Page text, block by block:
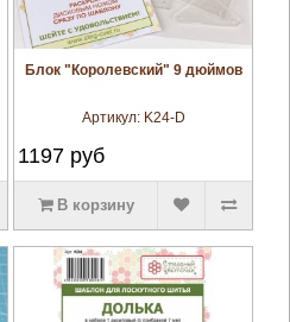
увеличить
Блок "Королевский" 9 дюймов
Артикул: K24-D
1197 руб
В корзину